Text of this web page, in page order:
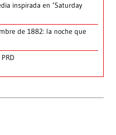
inspirada en ‘Saturday
de 1882: la noche que